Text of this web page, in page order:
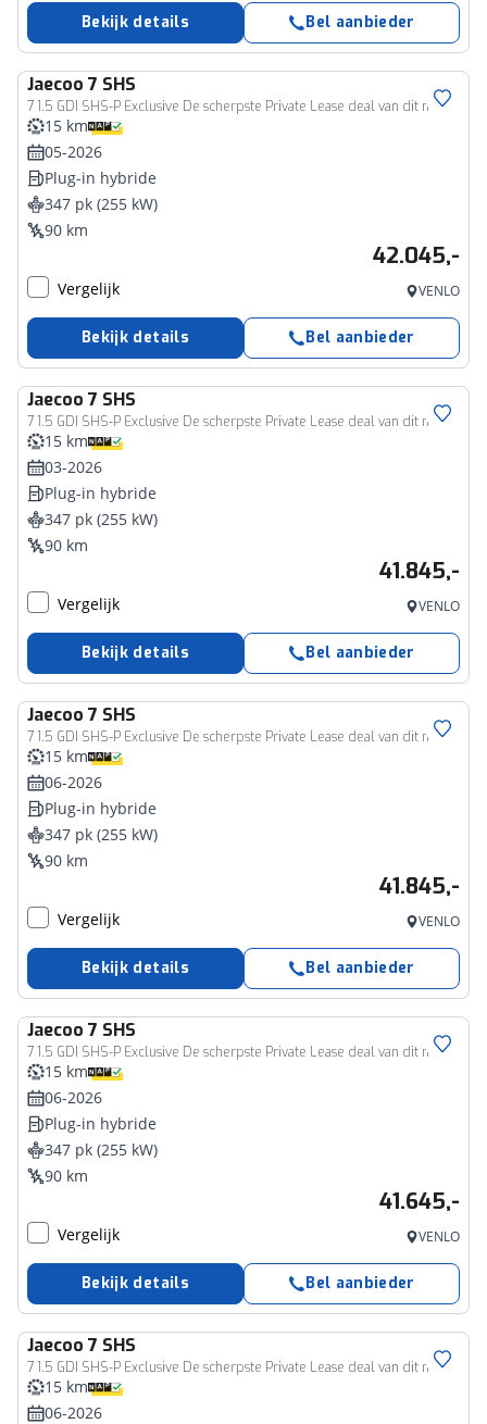
Bekijk details Bel aanbieder
Jaecoo 7 SHS
7 1.5 GDI SHS-P Exclusive De scherpste Private Lease deal van dit moment!!
15 km
05-2026
Plug-in hybride
347 pk (255 kW)
90 km
42.045,-
Vergelijk VENLO
Bekijk details Bel aanbieder
Jaecoo 7 SHS
7 1.5 GDI SHS-P Exclusive De scherpste Private Lease deal van dit moment!!
15 km
03-2026
Plug-in hybride
347 pk (255 kW)
90 km
41.845,-
Vergelijk VENLO
Bekijk details Bel aanbieder
Jaecoo 7 SHS
7 1.5 GDI SHS-P Exclusive De scherpste Private Lease deal van dit moment!!
15 km
06-2026
Plug-in hybride
347 pk (255 kW)
90 km
41.845,-
Vergelijk VENLO
Bekijk details Bel aanbieder
Jaecoo 7 SHS
7 1.5 GDI SHS-P Exclusive De scherpste Private Lease deal van dit moment!!
15 km
06-2026
Plug-in hybride
347 pk (255 kW)
90 km
41.645,-
Vergelijk VENLO
Bekijk details Bel aanbieder
Jaecoo 7 SHS
7 1.5 GDI SHS-P Exclusive De scherpste Private Lease deal van dit moment!!
15 km
06-2026